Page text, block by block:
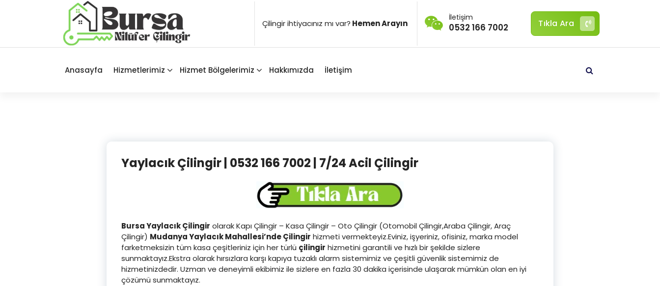
Çilingir ihtiyacınız mı var? Hemen Arayın
İletişim
0532 166 7002 Tıkla Ara
Anasayfa Hizmetlerimiz Hizmet Bölgelerimiz Hakkımızda İletişim
Yaylacık Çilingir | 0532 166 7002 | 7/24 Acil Çilingir
Bursa Yaylacık Çilingir olarak Kapı Çilingir – Kasa Çilingir – Oto Çilingir (Otomobil Çilingir,Araba Çilingir, Araç
Çilingir) MudanyaYaylacık Mahallesi’nde Çilingir hizmeti vermekteyiz.Eviniz, işyeriniz, ofisiniz, marka model
farketmeksizin tüm kasa çeşitleriniz için her türlü çilingir hizmetini garantili ve hızlı bir şekilde sizlere
sunmaktayız.Ekstra olarak hırsızlara karşı kapıya tuzaklı alarm sistemimiz ve çeşitli güvenlik sistemimiz de
hizmetinizdedir. Uzman ve deneyimli ekibimiz ile sizlere en fazla 30 dakika içerisinde ulaşarak mümkün olan en iyi
çözümü sunmaktayız.